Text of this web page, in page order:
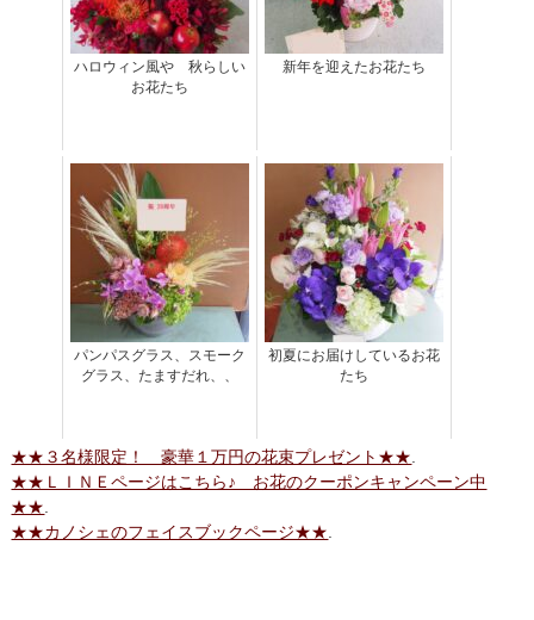
ハロウィン風や 秋らしい
お花たち
新年を迎えたお花たち
パンパスグラス、スモーク
グラス、たますだれ、、
初夏にお届けしているお花
たち
★★３名様限定！ 豪華１万円の花束プレゼント★★
★★ＬＩＮＥページはこちら♪ お花のクーポンキャンペーン中
★★
★★カノシェのフェイスブックページ★★